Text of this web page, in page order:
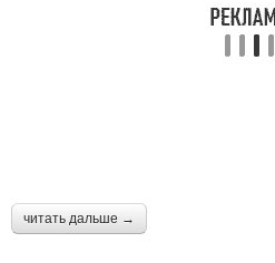
читать дальше →